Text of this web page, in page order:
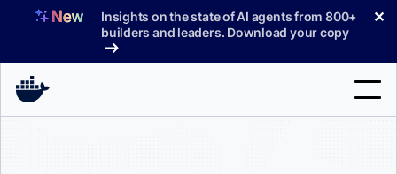
へ
Insights on the state of AI agents from 800+
builders and leaders. Download your copy
✕